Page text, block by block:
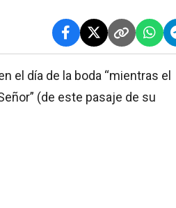
el día de la boda “mientras el
(de este pasaje de su